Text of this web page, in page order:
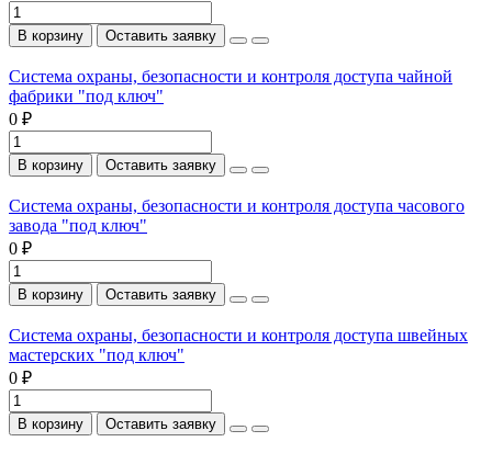
В корзину Оставить заявку
Система охраны, безопасности и контроля доступа чайной
фабрики "под ключ"
0 ₽
В корзину Оставить заявку
Система охраны, безопасности и контроля доступа часового
завода "под ключ"
0 ₽
В корзину Оставить заявку
Система охраны, безопасности и контроля доступа швейных
мастерских "под ключ"
0 ₽
В корзину Оставить заявку